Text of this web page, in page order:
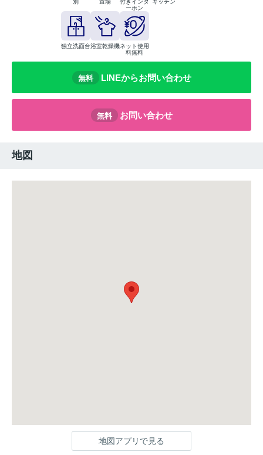
別
置場
付きインタ
ーホン
キッチン
独立洗面台浴室乾燥機ネット使用
料無料
無料 LINEからお問い合わせ
無料 お問い合わせ
地図
地図アプリで見る